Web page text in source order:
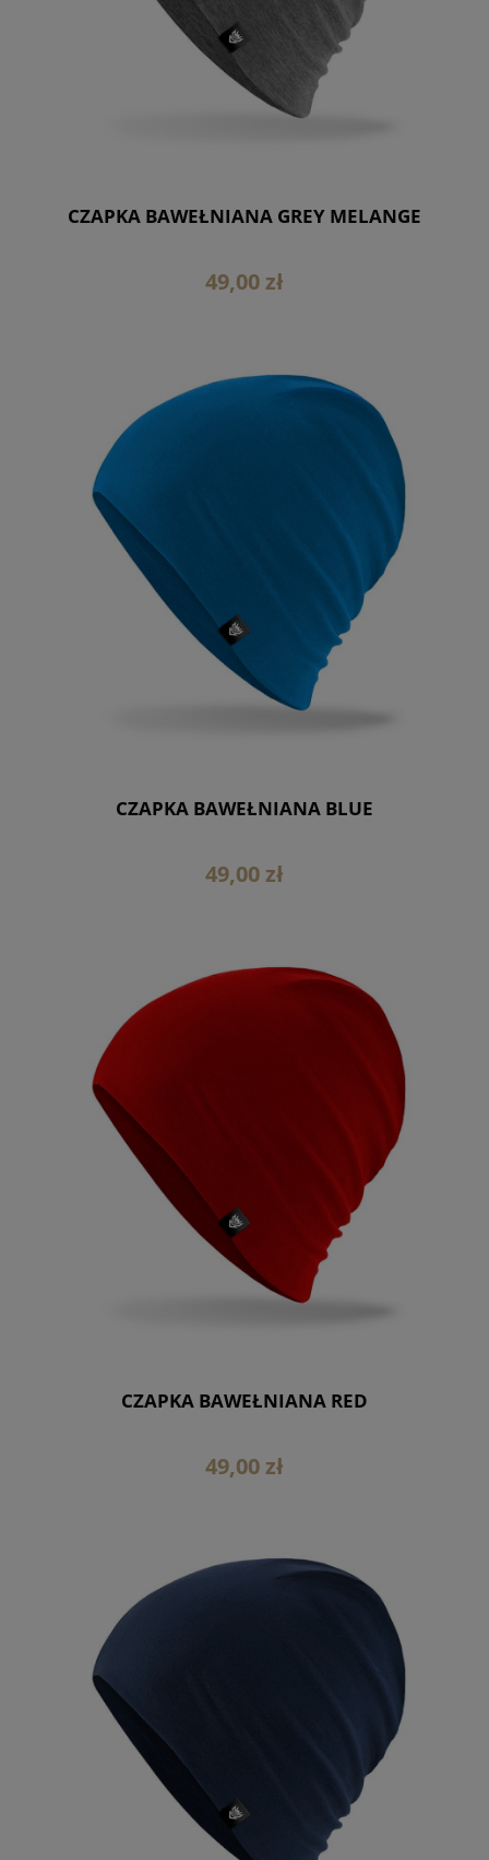
CZAPKA BAWEŁNIANA GREY MELANGE
49,00 zł
CZAPKA BAWEŁNIANA BLUE
49,00 zł
CZAPKA BAWEŁNIANA RED
49,00 zł